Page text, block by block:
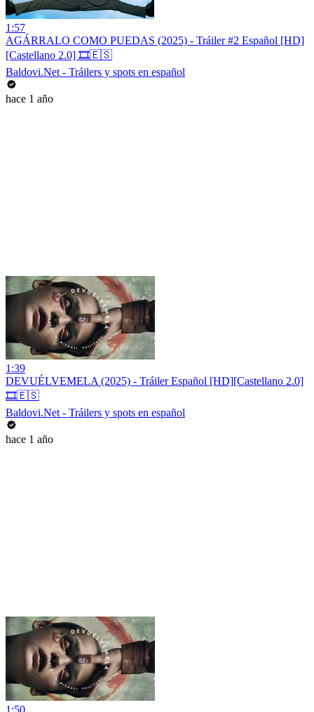
1:57
AGÁRRALO COMO PUEDAS (2025) - Tráiler #2 Español [HD]
[Castellano 2.0] 🎞️🇪🇸
Baldovi.Net - Tráilers y spots en español
hace 1 año
1:39
DEVUÉLVEMELA (2025) - Tráiler Español [HD][Castellano 2.0]
🎞️🇪🇸
Baldovi.Net - Tráilers y spots en español
hace 1 año